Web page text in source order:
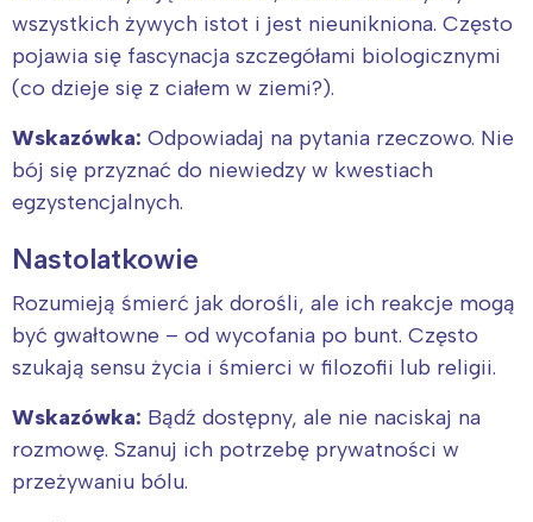
wszystkich żywych istot i jest nieunikniona. Często
pojawia się fascynacja szczegółami biologicznymi
(co dzieje się z ciałem w ziemi?).
Wskazówka: Odpowiadaj na pytania rzeczowo. Nie
bój się przyznać do niewiedzy w kwestiach
egzystencjalnych.
Nastolatkowie
Rozumieją śmierć jak dorośli, ale ich reakcje mogą
być gwałtowne – od wycofania po bunt. Często
szukają sensu życia i śmierci w filozofii lub religii.
Wskazówka: Bądź dostępny, ale nie naciskaj na
rozmowę. Szanuj ich potrzebę prywatności w
przeżywaniu bólu.